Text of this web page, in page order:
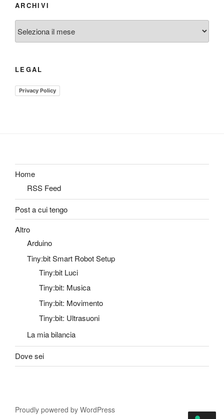
ARCHIVI
LEGAL
Privacy Policy
Home
RSS Feed
Post a cui tengo
Altro
Arduino
Tiny:bit Smart Robot Setup
Tiny:bit Luci
Tiny:bit: Musica
Tiny:bit: Movimento
Tiny:bit: Ultrasuoni
La mia bilancia
Dove sei
Proudly powered by WordPress